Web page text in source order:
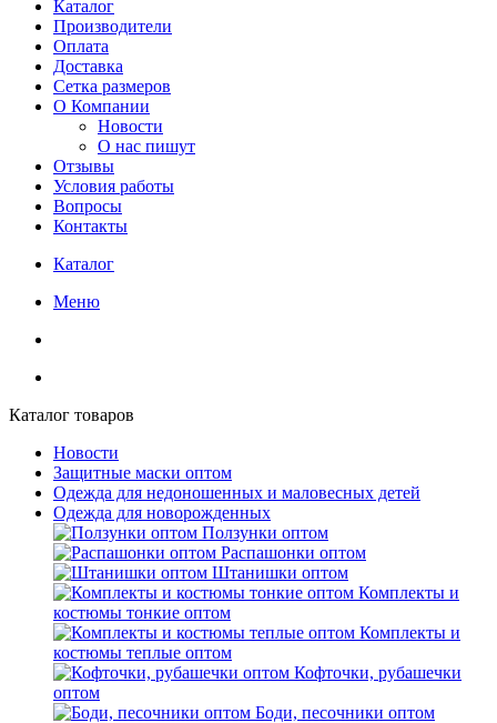
Каталог
Производители
Оплата
Доставка
Сетка размеров
О Компании
Новости
О нас пишут
Отзывы
Условия работы
Вопросы
Контакты
Каталог
Меню
Каталог товаров
Новости
Защитные маски оптом
Одежда для недоношенных и маловесных детей
Одежда для новорожденных
Ползунки оптом
Распашонки оптом
Штанишки оптом
Комплекты и
костюмы тонкие оптом
Комплекты и
костюмы теплые оптом
Кофточки, рубашечки
оптом
Боди, песочники оптом